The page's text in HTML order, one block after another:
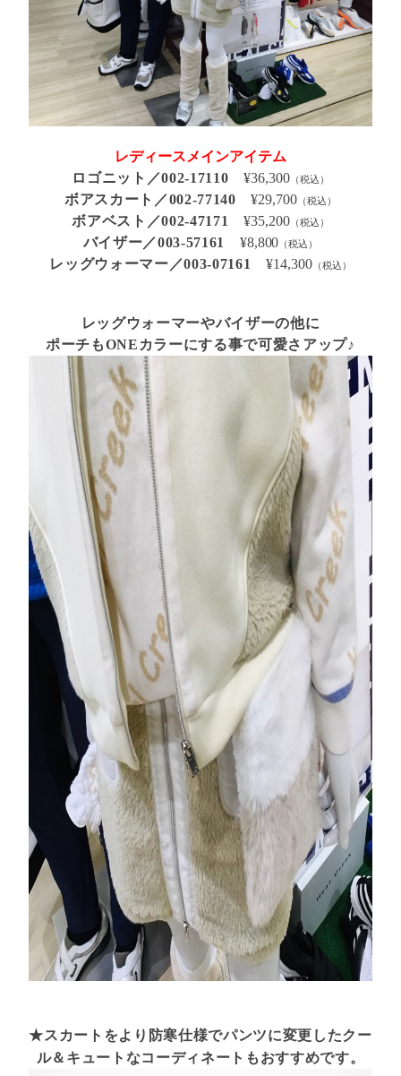
レディースメインアイテム
ロゴニット／002‐17110 ¥36,300（税込）
ボアスカート／002-77140¥29,700 （税込）
ボアベスト／002-47171 ¥35,200（税込）
バイザー／003-57161 ¥8,800 （税込）
レッグウォーマー／003-07161 ¥14,300（税込）
レッグウォーマーやバイザーの他に
ポーチもONEカラーにする事で可愛さアップ♪
★スカートをより防寒仕様でパンツに変更したクー
ル＆キュートなコーディネートもおすすめです。